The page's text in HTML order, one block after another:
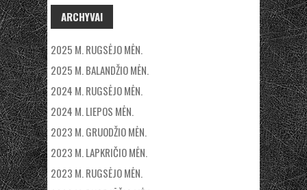
ARCHYVAI
2025 M. RUGSĖJO MĖN.
2025 M. BALANDŽIO MĖN.
2024 M. RUGSĖJO MĖN.
2024 M. LIEPOS MĖN.
2023 M. GRUODŽIO MĖN.
2023 M. LAPKRIČIO MĖN.
2023 M. RUGSĖJO MĖN.